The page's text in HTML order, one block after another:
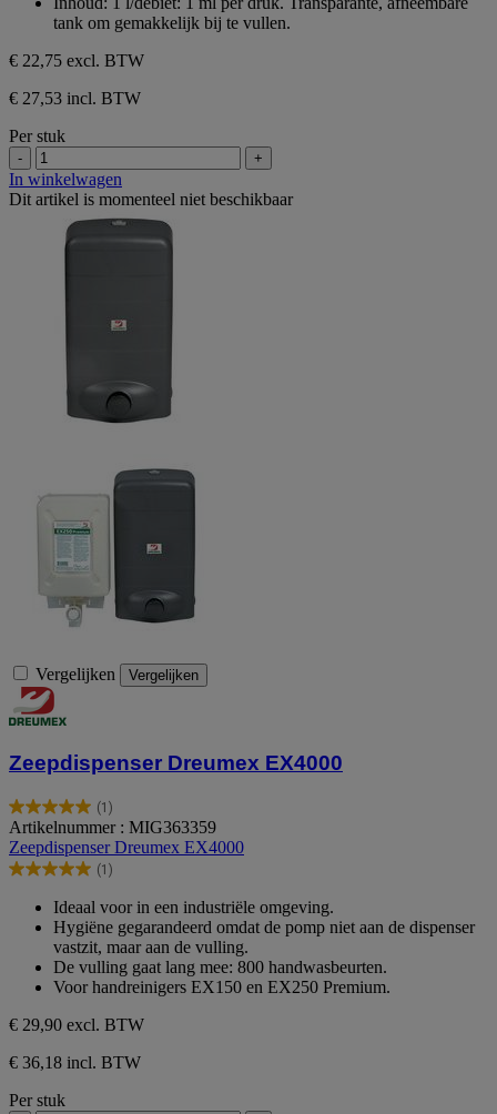
tank om gemakkelijk bij te vullen.
€ 22,75 excl. BTW
€ 27,53 incl. BTW
Per stuk
- +
In winkelwagen
Dit artikel is momenteel niet beschikbaar
Vergelijken Vergelijken
Zeepdispenser Dreumex EX4000
(1)
5.0
van
de
5
beoordeling
Artikelnummer : MIG363359
Zeepdispenser Dreumex EX4000
(1)
5.0
sterren.
beoordeling
Ideaal voor in een industriële omgeving.
Hygiëne gegarandeerd omdat de pomp niet aan de dispenser
vastzit, maar aan de vulling.
De vulling gaat lang mee: 800 handwasbeurten.
Voor handreinigers EX150 en EX250 Premium.
€ 29,90 excl. BTW
€ 36,18 incl. BTW
Per stuk